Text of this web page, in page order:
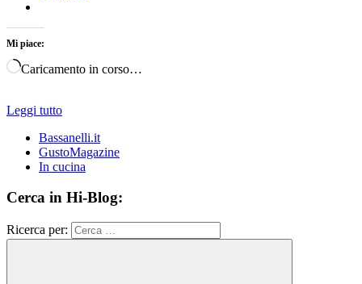
Mi piace:
Caricamento in corso…
Leggi tutto
Bassanelli.it
GustoMagazine
In cucina
Cerca in Hi-Blog:
Ricerca per: